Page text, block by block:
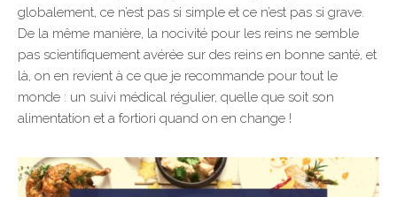
globalement, ce n’est pas si simple et ce n’est pas si grave.
De la même manière, la nocivité pour les reins ne semble
pas scientifiquement avérée sur des reins en bonne santé, et
là, on en revient à ce que je recommande pour tout le
monde : un suivi médical régulier, quelle que soit son
alimentation et a fortiori quand on en change !